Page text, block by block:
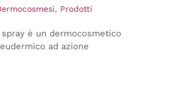
, Prodotti
è un dermocosmetico
eudermico ad azione